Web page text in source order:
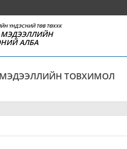
ҮНДЭСНИЙ ТӨВ ТӨХХК
АЛБА
ТОВХИМОЛ